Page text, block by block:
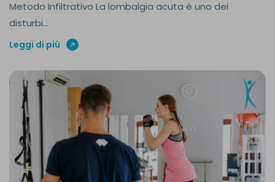
Metodo Infiltrativo La lombalgia acuta è uno dei
disturbi...
Leggi di più